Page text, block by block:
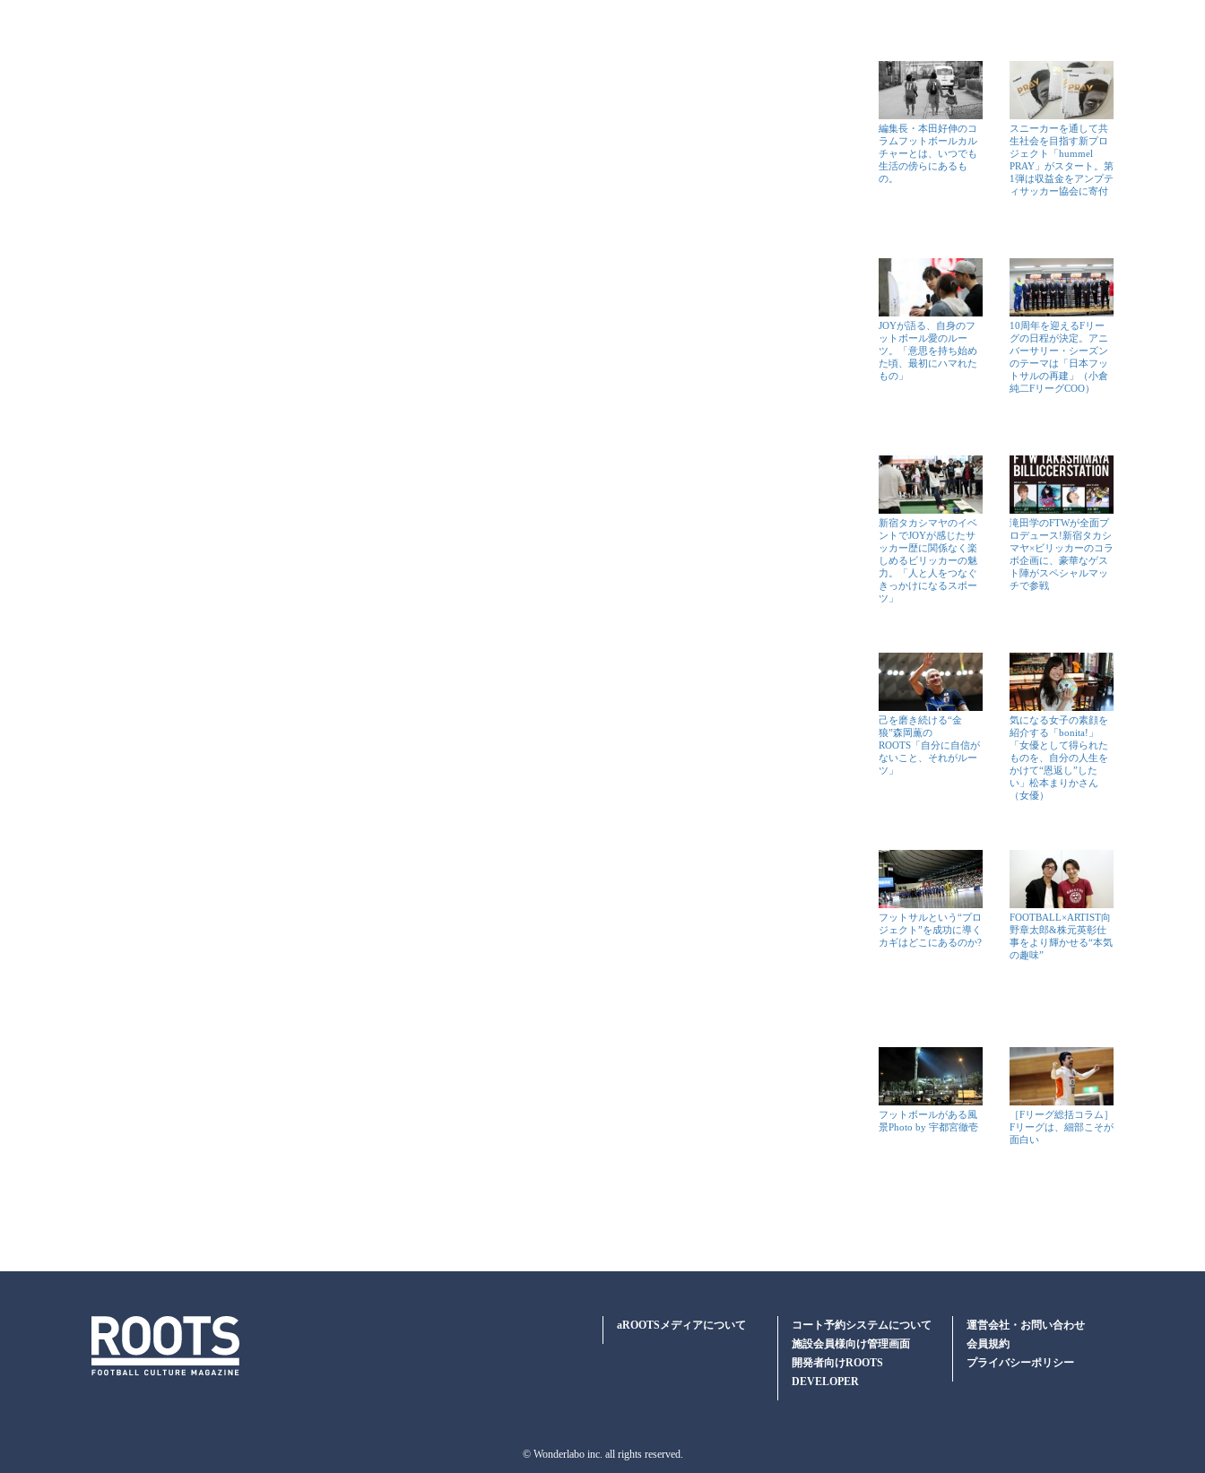
編集長・本田好伸のコ
ラムフットボールカル
チャーとは、いつでも
生活の傍らにあるも
の。
スニーカーを通して共
生社会を目指す新プロ
ジェクト「hummel
PRAY」がスタート。第
1弾は収益金をアンプテ
ィサッカー協会に寄付
JOYが語る、自身のフ
ットボール愛のルー
ツ。「意思を持ち始め
た頃、最初にハマれた
もの」
10周年を迎えるFリー
グの日程が決定。アニ
バーサリー・シーズン
のテーマは「日本フッ
トサルの再建」（小倉
純二FリーグCOO）
新宿タカシマヤのイベ
ントでJOYが感じたサ
ッカー歴に関係なく楽
しめるビリッカーの魅
力。「人と人をつなぐ
きっかけになるスポー
ツ」
滝田学のFTWが全面プ
ロデュース!新宿タカシ
マヤ×ビリッカーのコラ
ボ企画に、豪華なゲス
ト陣がスペシャルマッ
チで参戦
己を磨き続ける“金
狼”森岡薫の
ROOTS「自分に自信が
ないこと、それがルー
ツ」
気になる女子の素顔を
紹介する「bonita!」
「女優として得られた
ものを、自分の人生を
かけて“恩返し”した
い」松本まりかさん
（女優）
フットサルという“プロ
ジェクト”を成功に導く
カギはどこにあるのか?
FOOTBALL×ARTIST向
野章太郎&株元英彰仕
事をより輝かせる“本気
の趣味”
フットボールがある風
景Photo by 宇都宮徹壱
［Fリーグ総括コラム］
Fリーグは、細部こそが
面白い
aROOTSメディアについて
コート予約システムについて
施設会員様向け管理画面
開発者向けROOTS
DEVELOPER
運営会社・お問い合わせ
会員規約
プライバシーポリシー
© Wonderlabo inc. all rights reserved.